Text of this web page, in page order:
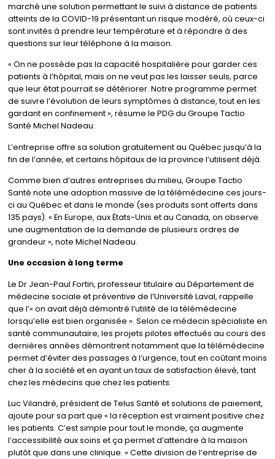
marché une solution permettant le suivi à distance de patients
atteints de la COVID-19 présentant un risque modéré, où ceux-ci
sont invités à prendre leur température et à répondre à des
questions sur leur téléphone à la maison.
« On ne possède pas la capacité hospitalière pour garder ces
patients à l’hôpital, mais on ne veut pas les laisser seuls, parce
que leur état pourrait se détériorer. Notre programme permet
de suivre l’évolution de leurs symptômes à distance, tout en les
gardant en confinement », résume le PDG du Groupe Tactio
Santé Michel Nadeau.
L’entreprise offre sa solution gratuitement au Québec jusqu’à la
fin de l’année, et certains hôpitaux de la province l’utilisent déjà.
Comme bien d’autres entreprises du milieu, Groupe Tactio
Santé note une adoption massive de la télémédecine ces jours-
ci au Québec et dans le monde (ses produits sont offerts dans
135 pays). « En Europe, aux États-Unis et au Canada, on observe
une augmentation de la demande de plusieurs ordres de
grandeur », note Michel Nadeau.
Une occasion à long terme
Le Dr Jean-Paul Fortin, professeur titulaire au Département de
médecine sociale et préventive de l’Université Laval, rappelle
que l’« on avait déjà démontré l’utilité de la télémédecine
lorsqu’elle est bien organisée ». Selon ce médecin spécialiste en
santé communautaire, les projets pilotes effectués au cours des
dernières années démontrent notamment que la télémédecine
permet d’éviter des passages à l’urgence, tout en coûtant moins
cher à la société et en ayant un taux de satisfaction élevé, tant
chez les médecins que chez les patients.
Luc Vilandré, président de Telus Santé et solutions de paiement,
ajoute pour sa part que « la réception est vraiment positive chez
les patients. C’est simple pour tout le monde, ça augmente
l’accessibilité aux soins et ça permet d’attendre à la maison
plutôt que dans une clinique. » Cette division de l’entreprise de